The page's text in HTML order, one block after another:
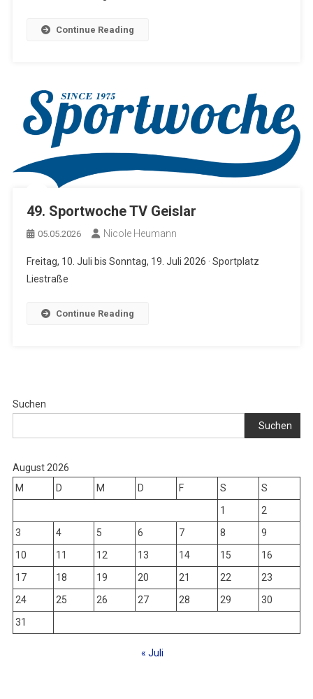
Continue Reading
49. Sportwoche TV Geislar
05.05.2026 Nicole Heumann
Freitag, 10. Juli bis Sonntag, 19. Juli 2026 · Sportplatz
Liestraße
Continue Reading
Suchen
Suchen
August 2026
M
D M D F S
S
1
2
3
4 5 6 7 8
9
10
11 12 13 14 15
16
17
18 19 20 21 22
23
24
25 26 27 28 29
30
31
« Juli